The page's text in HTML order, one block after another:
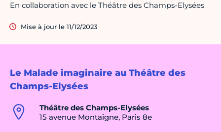
Le Malade imaginaire au Théâtre des
Champs-Elysées
Théâtre des Champs-Elysées
15 avenue Montaigne, Paris 8e
En collaboration avec le Théâtre des Champs-Elysées
Mise à jour le 11/12/2023